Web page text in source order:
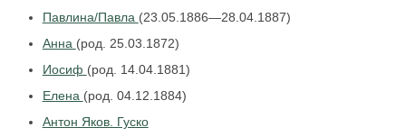
Павлина/Павла (23.05.1886—28.04.1887)
Анна (род. 25.03.1872)
Иосиф (род. 14.04.1881)
Елена (род. 04.12.1884)
Антон Яков. Гуско